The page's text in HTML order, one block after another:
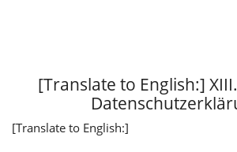
[Translate to English:]
[Translate to English:]